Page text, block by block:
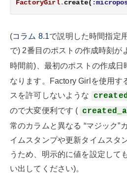
FactoryGirl.create(
(コラム 8.1で説明した時間指定
で) 2番目のポストの作成時刻が
時間前)、最初のポストの作成日
なります。Factory Girlを使用
スを許可しないような
ので大変便利です (
常のカラムと異なる “マジック”
イムスタンプや更新タイムスタ
うため、明示的に値を設定して
い出してください)。